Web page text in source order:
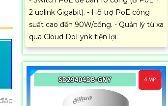
2 uplink Gigabit). - Hỗ trợ PoE công
suất cao đến 90W/cổng. - Quản lý từ xa
qua Cloud DoLynk tiện lợi.